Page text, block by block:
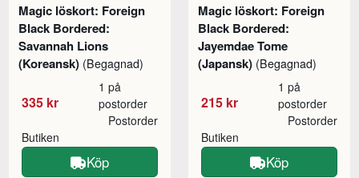
Magic löskort: Foreign
Black Bordered:
Savannah Lions
(Koreansk) (Begagnad)
335 kr
1 på
postorder
Butiken
Postorder
Köp
Magic löskort: Foreign
Black Bordered:
Jayemdae Tome
(Japansk) (Begagnad)
215 kr
1 på
postorder
Butiken
Postorder
Köp